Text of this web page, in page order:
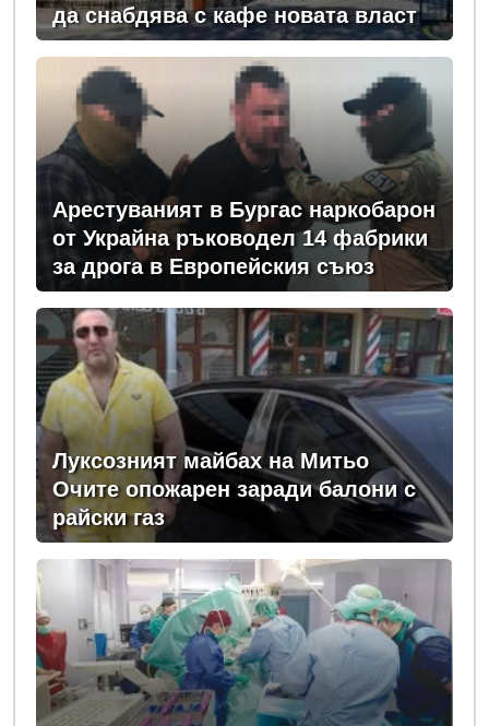
да снабдява с кафе новата власт
Арестуваният в Бургас наркобарон
от Украйна ръководел 14 фабрики
за дрога в Европейския съюз
Луксозният майбах на Митьо
Очите опожарен заради балони с
райски газ